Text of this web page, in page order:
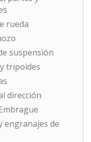
rueda
suspensión
tripoides
dirección
engranajes de